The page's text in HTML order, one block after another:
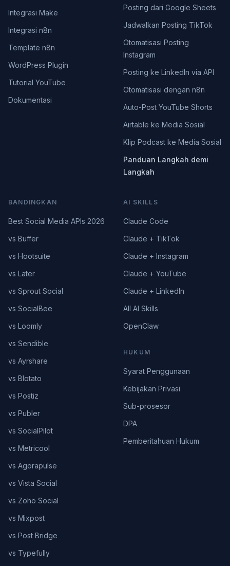
Integrasi Make
Integrasi n8n
Template n8n
WordPress Plugin
Tutorial YouTube
Dokumentasi
Posting dari Google Sheets
Jadwalkan Posting TikTok
Otomatisasi Posting
Instagram
Posting ke LinkedIn via API
Otomatisasi dengan n8n
Auto-Post YouTube Shorts
Airtable ke Media Sosial
Klip Podcast ke Media Sosial
Panduan Langkah demi
Langkah
BANDINGKAN
Best Social Media APIs 2026
vs Buffer
vs Hootsuite
vs Later
vs Sprout Social
vs SocialBee
vs Loomly
vs Sendible
vs Ayrshare
vs Blotato
vs Postiz
vs Publer
vs SocialPilot
vs Metricool
vs Agorapulse
vs Vista Social
vs Zoho Social
vs Mixpost
vs Post Bridge
vs Typefully
AI SKILLS
Claude Code
Claude + TikTok
Claude + Instagram
Claude + YouTube
Claude + LinkedIn
All AI Skills
OpenClaw
HUKUM
Syarat Penggunaan
Kebijakan Privasi
Sub-prosesor
DPA
Pemberitahuan Hukum